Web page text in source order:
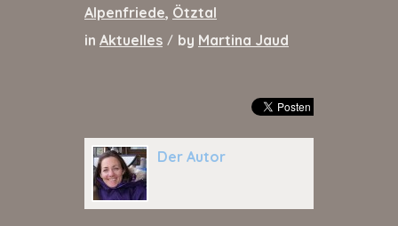
Alpenfriede, Ötztal
in Aktuelles / by Martina Jaud
Der Autor